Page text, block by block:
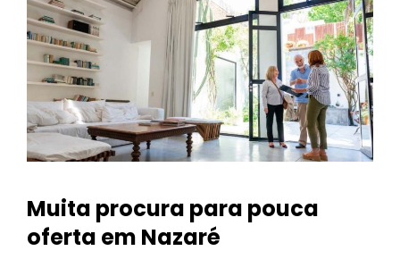
Muita procura para pouca
oferta em Nazaré